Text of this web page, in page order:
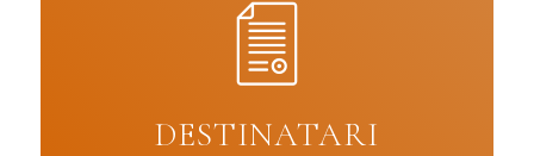
DESTINATARI